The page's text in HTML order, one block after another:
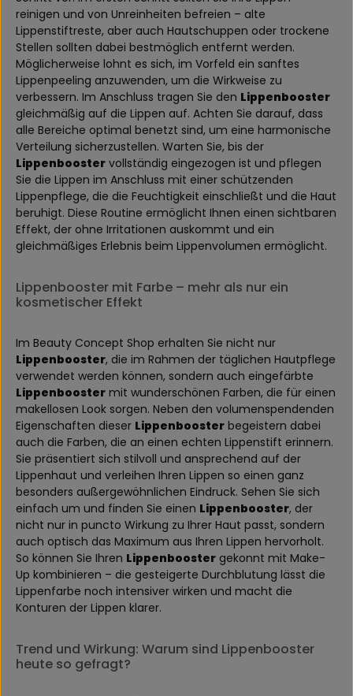
reinigen und von Unreinheiten befreien – alte
Lippenstiftreste, aber auch Hautschuppen oder trockene
Stellen sollten dabei bestmöglich entfernt werden.
Möglicherweise lohnt es sich, im Vorfeld ein sanftes
Lippenpeeling anzuwenden, um die Wirkweise zu
verbessern. Im Anschluss tragen Sie den Lippenbooster
gleichmäßig auf die Lippen auf. Achten Sie darauf, dass
alle Bereiche optimal benetzt sind, um eine harmonische
Verteilung sicherzustellen. Warten Sie, bis der
Lippenbooster vollständig eingezogen ist und pflegen
Sie die Lippen im Anschluss mit einer schützenden
Lippenpflege, die die Feuchtigkeit einschließt und die Haut
beruhigt. Diese Routine ermöglicht Ihnen einen sichtbaren
Effekt, der ohne Irritationen auskommt und ein
gleichmäßiges Erlebnis beim Lippenvolumen ermöglicht.
Lippenbooster mit Farbe – mehr als nur ein
kosmetischer Effekt
Im Beauty Concept Shop erhalten Sie nicht nur
Lippenbooster, die im Rahmen der täglichen Hautpflege
verwendet werden können, sondern auch eingefärbte
Lippenbooster mit wunderschönen Farben, die für einen
makellosen Look sorgen. Neben den volumenspendenden
Eigenschaften dieser Lippenbooster begeistern dabei
auch die Farben, die an einen echten Lippenstift erinnern.
Sie präsentiert sich stilvoll und ansprechend auf der
Lippenhaut und verleihen Ihren Lippen so einen ganz
besonders außergewöhnlichen Eindruck. Sehen Sie sich
einfach um und finden Sie einen Lippenbooster, der
nicht nur in puncto Wirkung zu Ihrer Haut passt, sondern
auch optisch das Maximum aus Ihren Lippen hervorholt.
So können Sie Ihren Lippenbooster gekonnt mit Make-
Up kombinieren – die gesteigerte Durchblutung lässt die
Lippenfarbe noch intensiver wirken und macht die
Konturen der Lippen klarer.
Trend und Wirkung: Warum sind Lippenbooster
heute so gefragt?